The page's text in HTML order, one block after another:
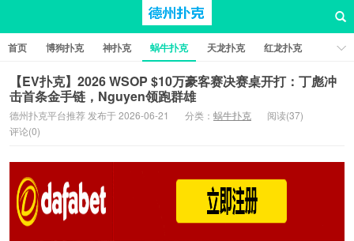
首页 博狗扑克 神扑克 蜗牛扑克 天龙扑克
红龙扑克
新葡京棋牌
红星扑克 扑克之星 比特币扑克
【EV扑克】2026 WSOP $10万豪客赛决赛桌开打：丁彪冲
击首条金手链，Nguyen领跑群雄
德州扑克平台推荐 发布于 2026-06-21 分类： 蜗牛扑克
阅读(37)
评论(0)